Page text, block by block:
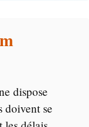
dispose
doivent se